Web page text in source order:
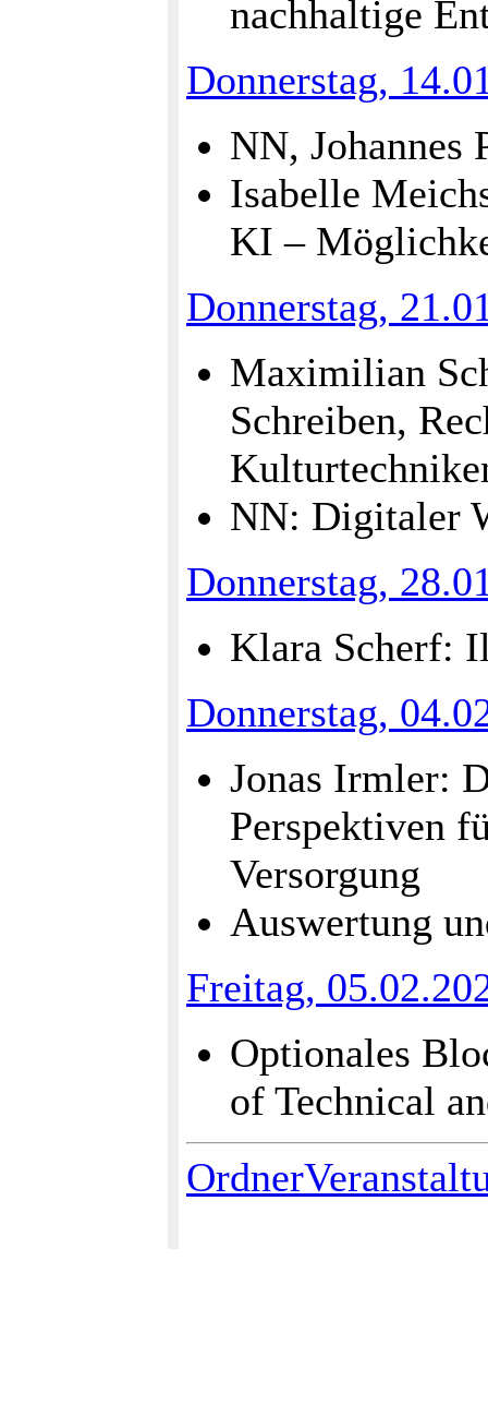
nachhaltige
Donnerstag,
NN, Johannes
Isabelle
KI –
Donnerstag,
Maximilian
Schreiben,
NN: Digitaler
Donnerstag,
Klara Scherf:
Donnerstag,
Jonas Irmler:
Perspektiven
Versorgung
Auswertung
Freitag,
Optionales
of Technical